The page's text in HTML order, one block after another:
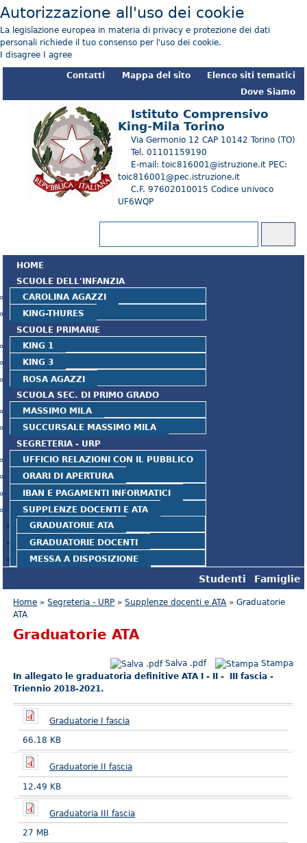
Autorizzazione all'uso dei cookie
La legislazione europea in materia di privacy e protezione dei dati
personali richiede il tuo consenso per l'uso dei cookie.
I disagree
I agree
Elenco siti tematici
Mappa del sito
Contatti
Dove Siamo
Istituto Comprensivo
King-Mila Torino
Via Germonio 12 CAP 10142 Torino (TO)
Tel. 01101159190
E-mail: toic816001@istruzione.it PEC:
toic816001@pec.istruzione.it
C.F. 97602010015 Codice univoco
UF6WQP
HOME
SCUOLE DELL'INFANZIA
CAROLINA AGAZZI
KING-THURES
SCUOLE PRIMARIE
KING 1
KING 3
ROSA AGAZZI
SCUOLA SEC. DI PRIMO GRADO
MASSIMO MILA
SUCCURSALE MASSIMO MILA
SEGRETERIA - URP
UFFICIO RELAZIONI CON IL PUBBLICO
ORARI DI APERTURA
IBAN E PAGAMENTI INFORMATICI
SUPPLENZE DOCENTI E ATA
GRADUATORIE ATA
GRADUATORIE DOCENTI
MESSA A DISPOSIZIONE
Famiglie
Studenti
Tu sei qui
Home »Segreteria - URP »Supplenze docenti e ATA » Graduatorie
ATA
Graduatorie ATA
Stampa
Salva .pdf
In allegato le graduatoria definitive ATA I - II - III fascia -
Triennio 2018-2021.
Graduatorie I fascia
66.18 KB
Graduatorie II fascia
12.49 KB
Graduatoria III fascia
27 MB